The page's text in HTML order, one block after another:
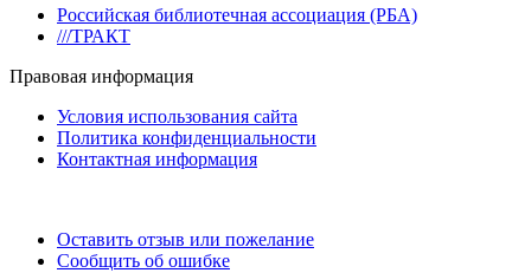
Российская библиотечная ассоциация (РБА)
///ТРАКТ
Правовая информация
Условия использования сайта
Политика конфиденциальности
Контактная информация
Оставить отзыв или пожелание
Сообщить об ошибке